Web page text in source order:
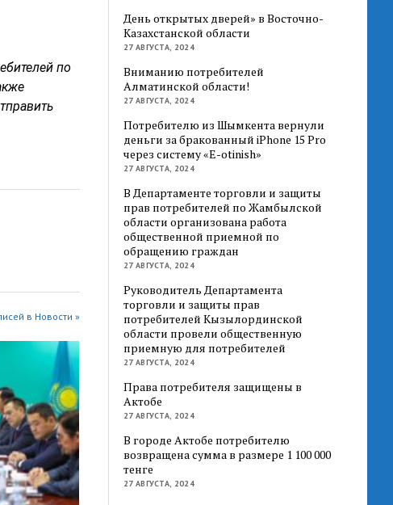
по
в Новости »
День открытых дверей» в Восточно-
Казахстанской области
27 АВГУСТА, 2024
Вниманию потребителей
Алматинской области!
27 АВГУСТА, 2024
Потребителю из Шымкента вернули
деньги за бракованный iPhone 15 Pro
через систему «E-otinish»
27 АВГУСТА, 2024
В Департаменте торговли и защиты
прав потребителей по Жамбылской
области организована работа
общественной приемной по
обращению граждан
27 АВГУСТА, 2024
Руководитель Департамента
торговли и защиты прав
потребителей Кызылординской
области провели общественную
приемную для потребителей
27 АВГУСТА, 2024
Права потребителя защищены в
Актобе
27 АВГУСТА, 2024
В городе Актобе потребителю
возвращена сумма в размере 1 100 000
тенге
27 АВГУСТА, 2024